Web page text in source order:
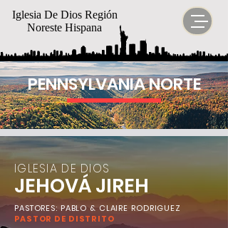
Iglesia De Dios Región
Noreste Hispana
PENNSYLVANIA NORTE
IGLESIA DE DIOS
JEHOVÁ JIREH
PASTORES: PABLO & CLAIRE RODRIGUEZ
PASTOR DE DISTRITO